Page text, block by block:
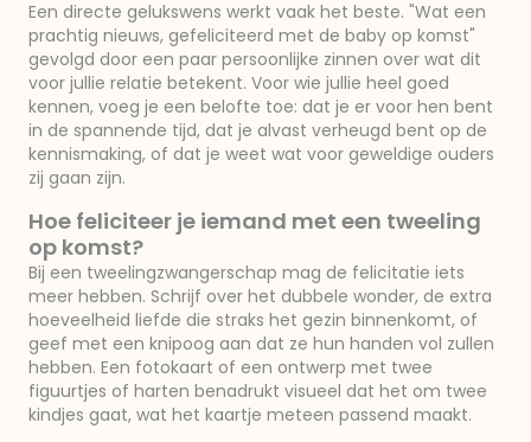
Een directe gelukswens werkt vaak het beste. "Wat een
prachtig nieuws, gefeliciteerd met de baby op komst"
gevolgd door een paar persoonlijke zinnen over wat dit
voor jullie relatie betekent. Voor wie jullie heel goed
kennen, voeg je een belofte toe: dat je er voor hen bent
in de spannende tijd, dat je alvast verheugd bent op de
kennismaking, of dat je weet wat voor geweldige ouders
zij gaan zijn.
Hoe feliciteer je iemand met een tweeling
op komst?
Bij een tweelingzwangerschap mag de felicitatie iets
meer hebben. Schrijf over het dubbele wonder, de extra
hoeveelheid liefde die straks het gezin binnenkomt, of
geef met een knipoog aan dat ze hun handen vol zullen
hebben. Een fotokaart of een ontwerp met twee
figuurtjes of harten benadrukt visueel dat het om twee
kindjes gaat, wat het kaartje meteen passend maakt.